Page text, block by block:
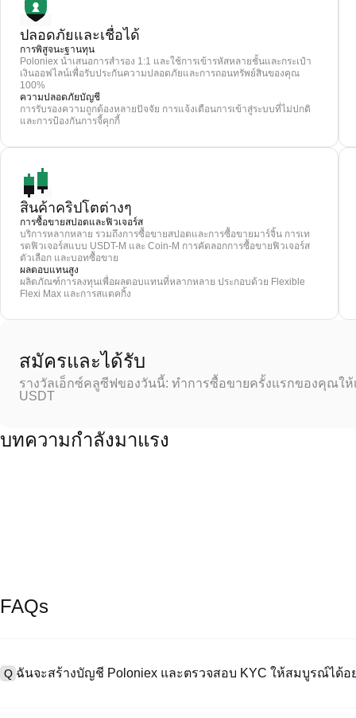
ปลอดภัยและเชื่อได้
การพิสูจนะฐานทุน
Poloniex นำเสนอการสำรอง 1:1 และใช้การเข้ารหัสหลายชั้นและกระเป๋า
เงินออฟไลน์เพื่อรับประกันความปลอดภัยและการถอนทรัพย์สินของคุณ
100%
ความปลอดภัยบัญชี
การรับรองความถูกต้องหลายปัจจัย การแจ้งเตือนการเข้าสู่ระบบที่ไม่ปกติ
และการป้องกันการจี้คุกกี้
สินค้าคริปโตต่างๆ
การซื้อขายสปอตและฟิวเจอร์ส
บริการหลากหลาย รวมถึงการซื้อขายสปอตและการซื้อขายมาร์จิ้น การเท
รดฟิวเจอร์สแบบ USDT-M และ Coin-M การคัดลอกการซื้อขายฟิวเจอร์ส
ตัวเลือก และบอทซื้อขาย
ผลตอบแทนสูง
ผลิตภัณฑ์การลงทุนเพื่อผลตอบแทนที่หลากหลาย ประกอบด้วย Flexible
Flexi Max และการสแตคกิ้ง
สมัครและได้รับ
รางวัลเอ็กซ์คลูซีฟของวันนี้: ทำการซื้อขายครั้งแรกของคุณใ
USDT
บทความกำลังมาแรง
FAQs
Q ฉันจะสร้างบัญชี Poloniex และตรวจสอบ KYC ให้สมบูรณ์ได้อ